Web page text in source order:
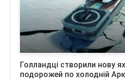
Голландці створили нову
подорожей по холодній